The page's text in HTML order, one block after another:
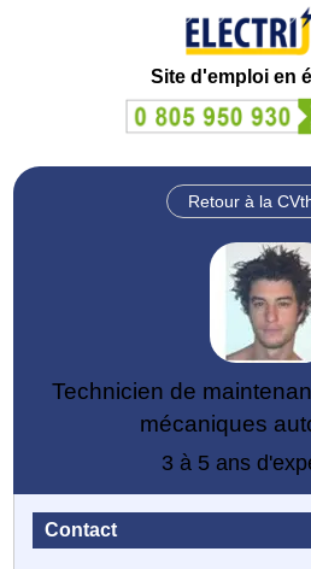
Site d'emploi en
Retour à la
Technicien de
mécaniques
3 à 5 ans
Contact